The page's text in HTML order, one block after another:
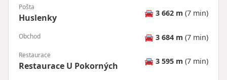
Pošta
Huslenky 🚘 3 662 m (7 min)
Obchod 🚘 3 684 m (7 min)
Restaurace
Restaurace U Pokorných 🚘 3 595 m (7 min)